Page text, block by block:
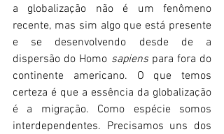
a globalização não é um fenômeno
recente, mas sim algo que está presente
e se desenvolvendo desde de a
dispersão do Homo sapiens para fora do
continente americano. O que temos
certeza é que a essência da globalização
é a migração. Como espécie somos
interdependentes. Precisamos uns dos